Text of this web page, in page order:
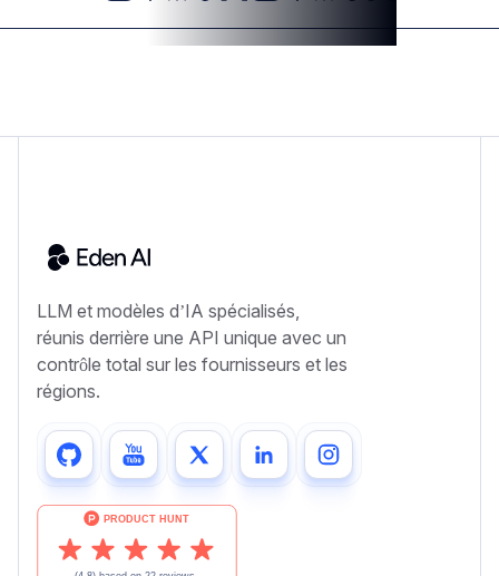
LLM et modèles d’IA spécialisés,
réunis derrière une API unique avec un
contrôle total sur les fournisseurs et les
régions.